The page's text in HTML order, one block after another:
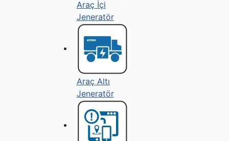
Araç İçi
Jeneratör
Araç Altı
Jeneratör